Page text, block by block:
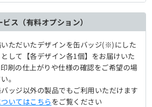
ス（有料オプション）
ただいたデザインを缶バッジ(※)にした
して【各デザイン各1個】をお届けいた
刷の仕上がりや仕様の確認をご希望の場
。
ッジ以外の製品でもご利用いただけます
いてはこちらをご覧ください